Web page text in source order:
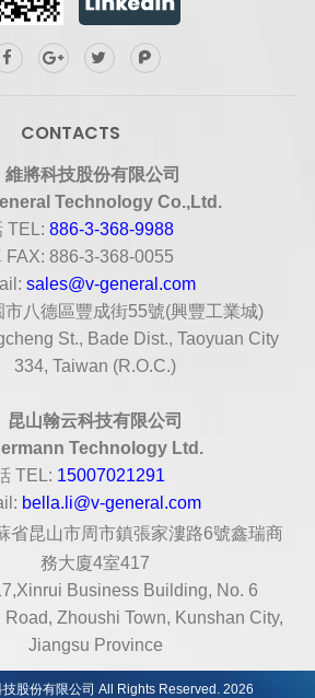
CONTACTS
科技股份有限公司
Technology Co.,Ltd.
TEL: 886-3-368-9988
FAX: 886-3-368-0055
sales@v-general.com
市八德區豐成街55號(興豐工業城)
St., Bade Dist., Taoyuan City
334, Taiwan (R.O.C.)
昆山翰云科技有限公司
Technology Ltd.
TEL: 15007021291
bella.li@v-general.com
省昆山市周市鎮張家漊路6號鑫瑞商
務大廈4室417
Business Building, No. 6
Zhoushi Town, Kunshan City,
Jiangsu Province
股份有限公司 All Rights Reserved. 2026